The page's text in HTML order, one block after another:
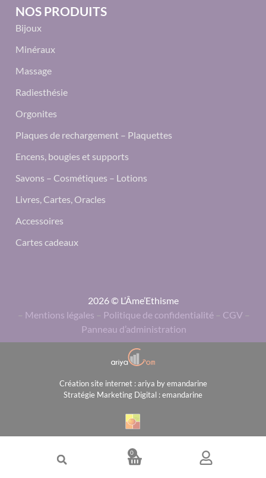
0
NOS PRODUITS
Bijoux
Minéraux
Massage
Radiesthésie
Orgonites
Plaques de rechargement – Plaquettes
Encens, bougies et supports
Savons – Cosmétiques – Lotions
Livres, Cartes, Oracles
Accessoires
Cartes cadeaux
2026 © L’Âme’Ethisme
– Mentions légales – Politique de confidentialité – CGV –
Panneau d’administration
Création site internet : ariya by emandarine
Stratégie Marketing Digital : emandarine